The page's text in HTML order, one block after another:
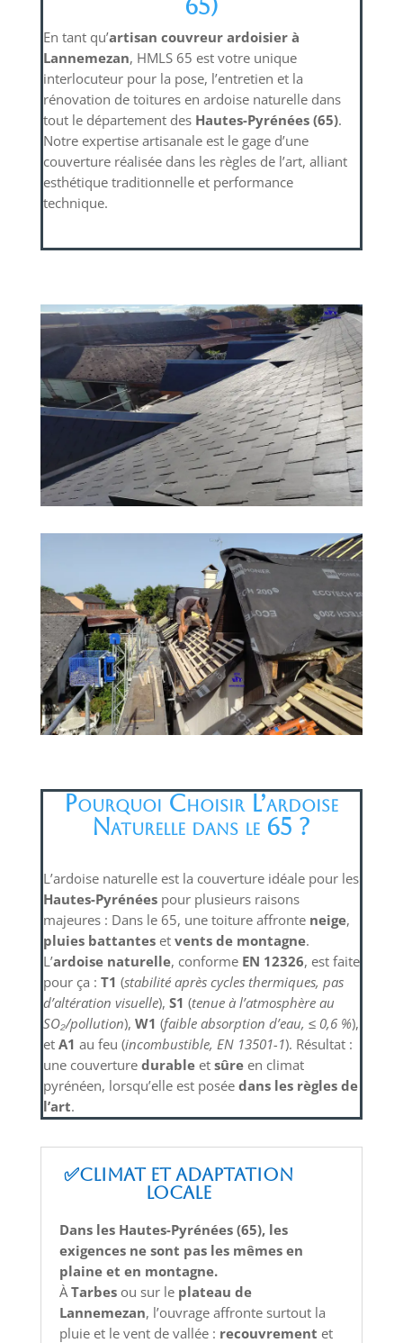
65)
En tant qu’artisan couvreur ardoisier à
Lannemezan, HMLS 65 est votre unique
interlocuteur pour la pose, l’entretien et la
rénovation de toitures en ardoise naturelle dans
tout le département des Hautes-Pyrénées (65).
Notre expertise artisanale est le gage d’une
couverture réalisée dans les règles de l’art, alliant
esthétique traditionnelle et performance
technique.
Pourquoi Choisir L’ardoise
Naturelle dans le 65 ?
L’ardoise naturelle est la couverture idéale pour les
Hautes-Pyrénéespour plusieurs raisons
majeures : Dans le 65, une toiture affronte neige,
pluies battanteset vents de montagne.
L’ardoise naturelle, conforme EN 12326, est faite
pour ça : T1 (stabilité après cycles thermiques, pas
d’altération visuelle), S1 (tenue à l’atmosphère au
SO₂/pollution), W1 (faible absorption d’eau, ≤ 0,6 %),
et A1 au feu (incombustible, EN 13501-1). Résultat :
une couverture durableet sûreen climat
pyrénéen, lorsqu’elle est posée dans les règles de
l’art.
✅Climat et adaptation
locale
Dans les Hautes-Pyrénées (65), les
exigences ne sont pas les mêmes en
plaine et en montagne.
À Tarbesou sur le plateau de
Lannemezan, l’ouvrage affronte surtout la
pluie et le vent de vallée : recouvrement et